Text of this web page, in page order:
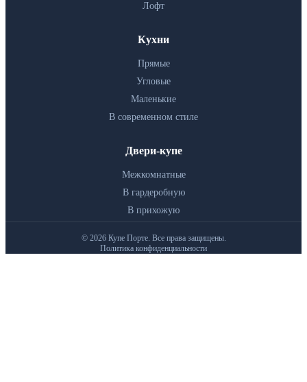
Лофт
Кухни
Прямые
Угловые
Маленькие
В современном стиле
Двери-купе
Межкомнатные
В гардеробную
В прихожую
© 2026 Купе Порте. Все права защищены.
Политика конфиденциальности